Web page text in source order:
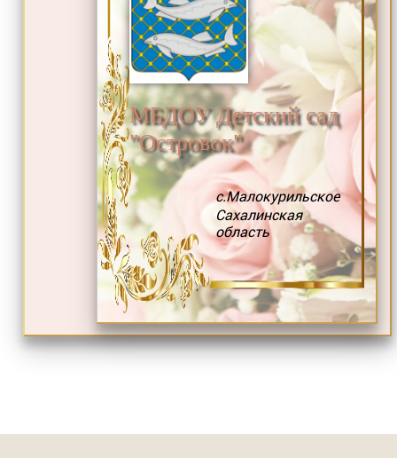
МБДОУ Детский сад
"Островок"
с.Малокурильское
Сахалинская
область